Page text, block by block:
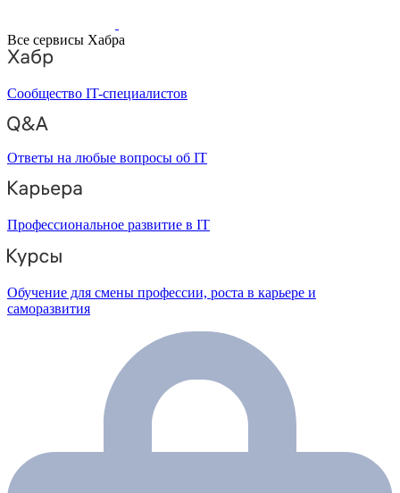
Все сервисы Хабра
Сообщество IT-специалистов
Ответы на любые вопросы об IT
Профессиональное развитие в IT
Обучение для смены профессии, роста в карьере и
саморазвития